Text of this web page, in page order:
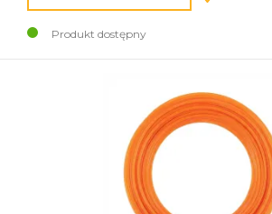
Produkt dostępny